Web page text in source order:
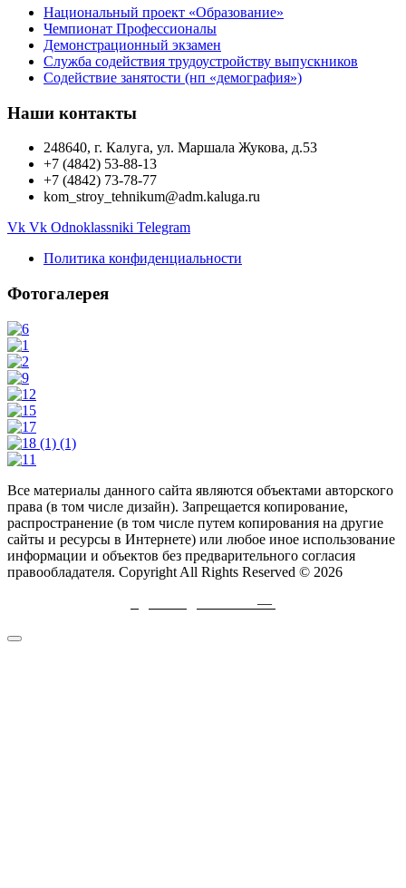
Национальный проект «Образование»
Чемпионат Профессионалы
Демонстрационный экзамен
Служба содействия трудоустройству выпускников
Содействие занятости (нп «демография»)
Наши контакты
248640, г. Калуга, ул. Маршала Жукова, д.53
+7 (4842) 53-88-13
+7 (4842) 73-78-77
kom_stroy_tehnikum@adm.kaluga.ru
Vk Vk Odnoklassniki Telegram
Политика конфиденциальности
Фотогалерея
Все материалы данного сайта являются объектами авторского
права (в том числе дизайн). Запрещается копирование,
распространение (в том числе путем копирования на другие
сайты и ресурсы в Интернете) или любое иное использование
информации и объектов без предварительного согласия
правообладателя. Copyright All Rights Reserved © 2026
—